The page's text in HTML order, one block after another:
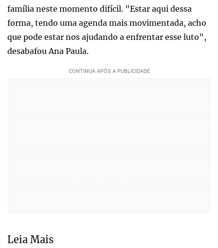
família neste momento difícil. "Estar aqui dessa
forma, tendo uma agenda mais movimentada, acho
que pode estar nos ajudando a enfrentar esse luto",
desabafou Ana Paula.
Leia Mais